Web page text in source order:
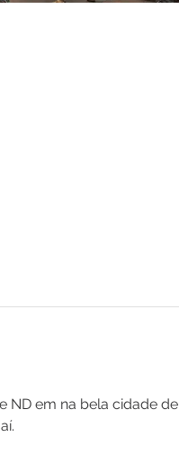
ND em na bela cidade de